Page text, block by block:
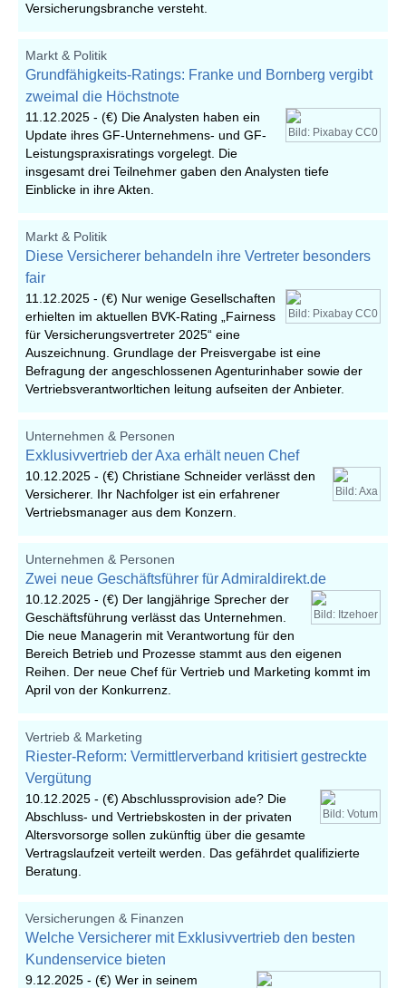
Versicherungsbranche versteht.
Markt & Politik
Grundfähigkeits-Ratings: Franke und Bornberg vergibt
zweimal die Höchstnote
Bild: Pixabay CC0
11.12.2025 - (€) Die Analysten haben ein
Update ihres GF-Unternehmens- und GF-
Leistungspraxisratings vorgelegt. Die
insgesamt drei Teilnehmer gaben den Analysten tiefe
Einblicke in ihre Akten.
Markt & Politik
Diese Versicherer behandeln ihre Vertreter besonders
fair
Bild: Pixabay CC0
11.12.2025 - (€) Nur wenige Gesellschaften
erhielten im aktuellen BVK-Rating „Fairness
für Versicherungsvertreter 2025“ eine
Auszeichnung. Grundlage der Preisvergabe ist eine
Befragung der angeschlossenen Agenturinhaber sowie der
Vertriebsverantworltichen leitung aufseiten der Anbieter.
Unternehmen & Personen
Exklusivvertrieb der Axa erhält neuen Chef
Bild: Axa
10.12.2025 - (€) Christiane Schneider verlässt den
Versicherer. Ihr Nachfolger ist ein erfahrener
Vertriebsmanager aus dem Konzern.
Unternehmen & Personen
Zwei neue Geschäftsführer für Admiraldirekt.de
Bild: Itzehoer
10.12.2025 - (€) Der langjährige Sprecher der
Geschäftsführung verlässt das Unternehmen.
Die neue Managerin mit Verantwortung für den
Bereich Betrieb und Prozesse stammt aus den eigenen
Reihen. Der neue Chef für Vertrieb und Marketing kommt im
April von der Konkurrenz.
Vertrieb & Marketing
Riester-Reform: Vermittlerverband kritisiert gestreckte
Vergütung
Bild: Votum
10.12.2025 - (€) Abschlussprovision ade? Die
Abschluss- und Vertriebskosten in der privaten
Altersvorsorge sollen zukünftig über die gesamte
Vertragslaufzeit verteilt werden. Das gefährdet qualifizierte
Beratung.
Versicherungen & Finanzen
Welche Versicherer mit Exklusivvertrieb den besten
Kundenservice bieten
9.12.2025 - (€) Wer in seinem